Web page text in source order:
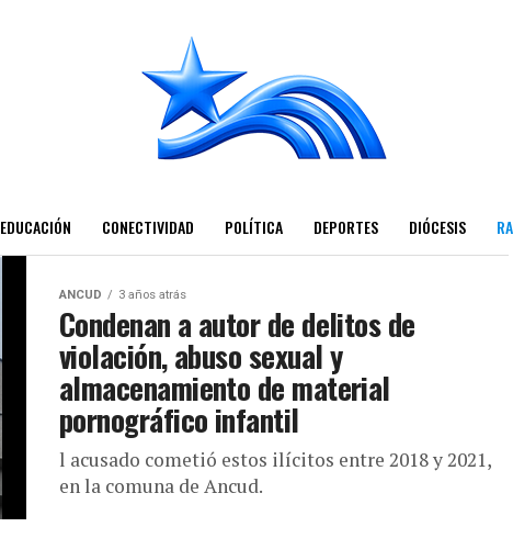
EDUCACIÓN CONECTIVIDAD POLÍTICA DEPORTES DIÓCESIS
ANCUD 3 años atrás
Condenan a autor de delitos de
violación, abuso sexual y
almacenamiento de material
pornográfico infantil
l acusado cometió estos ilícitos entre 2018 y 2021,
en la comuna de Ancud.